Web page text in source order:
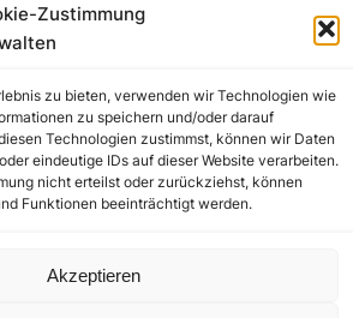
Zustimmung
zu bieten, verwenden wir Technologien wie
zu speichern und/oder darauf
Technologien zustimmst, können wir Daten
eindeutige IDs auf dieser Website verarbeiten.
nicht erteilst oder zurückziehst, können
Funktionen beeinträchtigt werden.
Akzeptieren
für die Aufrechterhaltung
2026